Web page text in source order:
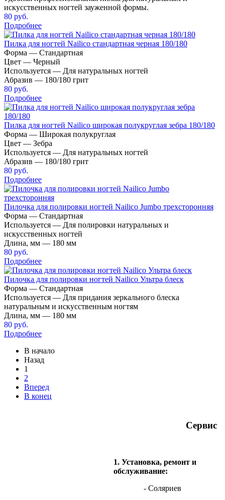
искусственных ногтей зауженной формы.
80 руб.
Подробнее
Пилка для ногтей Nailico стандартная черная 180/180
Форма — Стандартная
Цвет — Черный
Используется — Для натуральных ногтей
Абразив — 180/180 грит
80 руб.
Подробнее
Пилка для ногтей Nailico широкая полукруглая зебра 180/180
Форма — Широкая полукруглая
Цвет — Зебра
Используется — Для натуральных ногтей
Абразив — 180/180 грит
80 руб.
Подробнее
Пилочка для полировки ногтей Nailico Jumbo трехсторонняя
Форма — Стандартная
Используется — Для полировки натуральных и
искусственных ногтей
Длина, мм — 180 мм
80 руб.
Подробнее
Пилочка для полировки ногтей Nailico Ультра блеск
Форма — Стандартная
Используется — Для придания зеркального блеска
натуральным и искусственным ногтям
Длина, мм — 180 мм
80 руб.
Подробнее
В начало
Назад
1
2
Вперед
В конец
Сервис
1. Установка, ремонт и
обслуживание:
- Соляриев